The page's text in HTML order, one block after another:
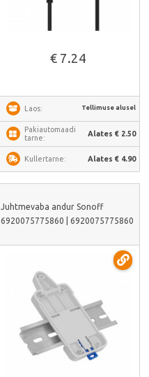
€ 7.24
Laos: Tellimuse alusel
Pakiautomaadi
tarne:
Alates € 2.50
Kullertarne: Alates € 4.90
Juhtmevaba andur Sonoff
6920075775860 | 6920075775860